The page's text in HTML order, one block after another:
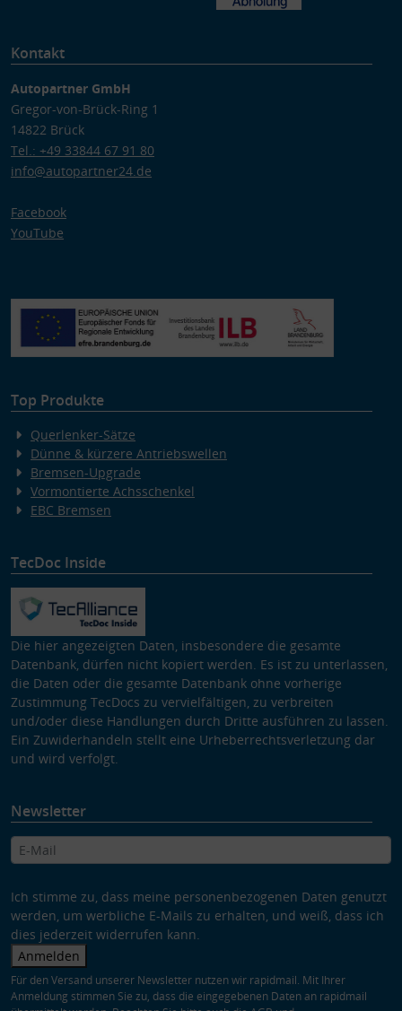
Kontakt
Autopartner GmbH
Gregor-von-Brück-Ring 1
14822 Brück
Tel.: +49 33844 67 91 80
info@autopartner24.de
Facebook
YouTube
Top Produkte
Querlenker-Sätze
Dünne & kürzere Antriebswellen
Bremsen-Upgrade
Vormontierte Achsschenkel
EBC Bremsen
TecDoc Inside
Die hier angezeigten Daten, insbesondere die gesamte
Datenbank, dürfen nicht kopiert werden. Es ist zu unterlassen,
die Daten oder die gesamte Datenbank ohne vorherige
Zustimmung TecDocs zu vervielfältigen, zu verbreiten
und/oder diese Handlungen durch Dritte ausführen zu lassen.
Ein Zuwiderhandeln stellt eine Urheberrechtsverletzung dar
und wird verfolgt.
Newsletter
Ich stimme zu, dass meine personenbezogenen Daten genutzt
werden, um werbliche E-Mails zu erhalten, und weiß, dass ich
dies jederzeit widerrufen kann.
Anmelden
Für den Versand unserer Newsletter nutzen wir rapidmail. Mit Ihrer
Anmeldung stimmen Sie zu, dass die eingegebenen Daten an rapidmail